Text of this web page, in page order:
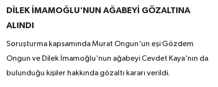
DİLEK İMAMOĞLU'NUN AĞABEYİ GÖZALTINA
ALINDI
Soruşturma kapsamında Murat Ongun'un eşi Gözdem
Ongun ve Dilek İmamoğlu'nun ağabeyi Cevdet Kaya'nın da
bulunduğu kişiler hakkında gözaltı kararı verildi.